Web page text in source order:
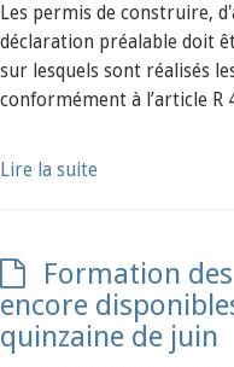
Les permis de construire,
déclaration préalable doit
sur lesquels sont réalisés
conformément à l’article R
Lire la suite
Formation
encore
quinzaine de juin